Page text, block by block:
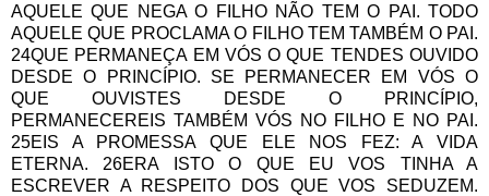
AQUELE QUE NEGA O FILHO NÃO TEM O PAI. TODO
AQUELE QUE PROCLAMA O FILHO TEM TAMBÉM O PAI.
24QUE PERMANEÇA EM VÓS O QUE TENDES OUVIDO
DESDE O PRINCÍPIO. SE PERMANECER EM VÓS O
QUE OUVISTES DESDE O PRINCÍPIO,
PERMANECEREIS TAMBÉM VÓS NO FILHO E NO PAI.
25EIS A PROMESSA QUE ELE NOS FEZ: A VIDA
ETERNA. 26ERA ISTO O QUE EU VOS TINHA A
ESCREVER A RESPEITO DOS QUE VOS SEDUZEM.